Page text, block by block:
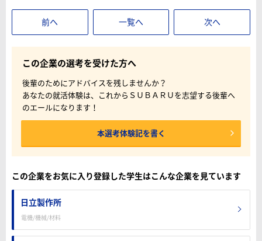
前へ 一覧へ 次へ
この企業の選考を受けた方へ
後輩のためにアドバイスを残しませんか？
あなたの就活体験は、これからＳＵＢＡＲＵを志望する後輩へ
のエールになります！
本選考体験記を書く
この企業をお気に入り登録した学生はこんな企業を見ています
日立製作所
電機/機械/材料